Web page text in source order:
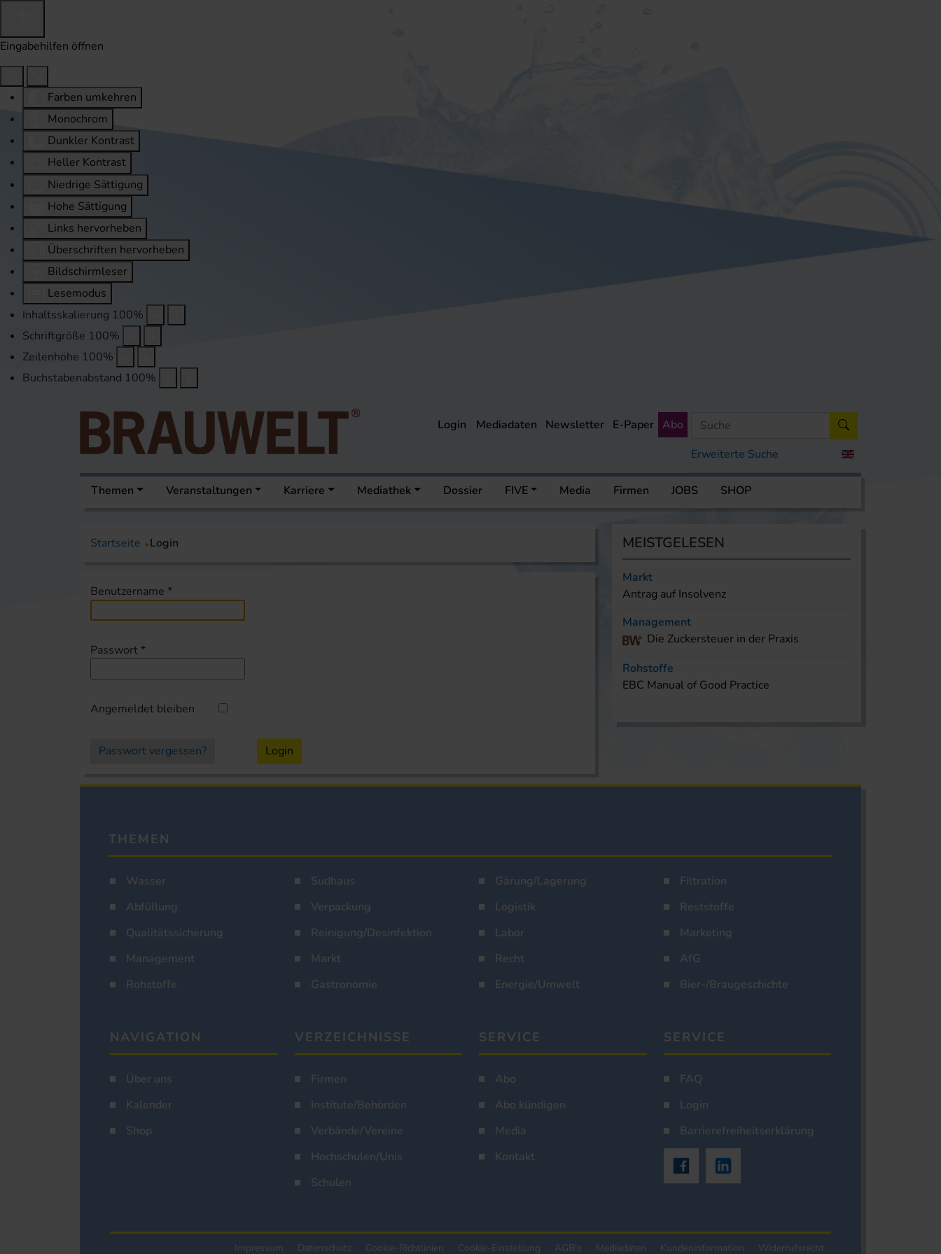
Eingabehilfen öffnen
Farben umkehren
Monochrom
Dunkler Kontrast
Heller Kontrast
Niedrige Sättigung
Hohe Sättigung
Links hervorheben
Überschriften hervorheben
Bildschirmleser
Lesemodus
Inhaltsskalierung 100%
Schriftgröße 100%
Zeilenhöhe 100%
Buchstabenabstand 100%
Erweiterte Suche
Login Mediadaten Newsletter E-Paper Abo
Themen Veranstaltungen Karriere Mediathek Dossier FIVE Media Firmen JOBS SHOP
Startseite Login
Benutzername *
Passwort *
Angemeldet bleiben
Passwort vergessen? Login
MEISTGELESEN
Markt
Antrag auf Insolvenz
Management
Die Zuckersteuer in der Praxis
Rohstoffe
EBC Manual of Good Practice
THEMEN
Wasser Sudhaus Gärung/Lagerung
Filtration
Abfüllung
Verpackung Logistik
Reststoffe
Qualitätssicherung
Reinigung/Desinfektion Labor
Marketing
Management
Markt Recht
AfG
Rohstoffe
Gastronomie Energie/Umwelt Bier-/Braugeschichte
NAVIGATION
Über uns
Kalender
Shop
VERZEICHNISSE
Firmen
Institute/Behörden
Verbände/Vereine
Hochschulen/Unis
Schulen
SERVICE
Abo
Abo kündigen
Media
Kontakt
SERVICE
FAQ
Login
Barrierefreiheitserklärung
Impressum Datenschutz Cookie-Richtlinien Cookie-Einstellung AGB's Mediadaten Kundeninformation Widerrufsrecht